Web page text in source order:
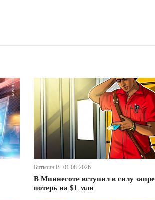
Биткоин В· 01.08.2026
В Миннесоте вступил в силу
потерь на $1 млн